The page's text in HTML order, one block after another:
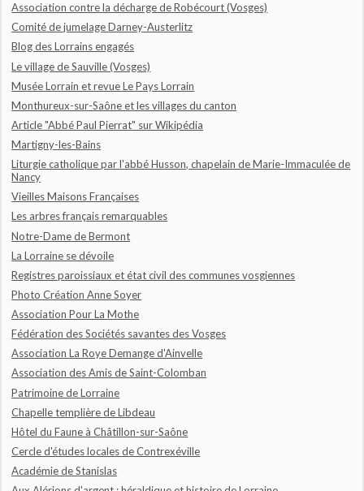
Association contre la décharge de Robécourt (Vosges)
Comité de jumelage Darney-Austerlitz
Blog des Lorrains engagés
Le village de Sauville (Vosges)
Musée Lorrain et revue Le Pays Lorrain
Monthureux-sur-Saône et les villages du canton
Article "Abbé Paul Pierrat" sur Wikipédia
Martigny-les-Bains
Liturgie catholique par l'abbé Husson, chapelain de Marie-Immaculée de
Nancy
Vieilles Maisons Françaises
Les arbres français remarquables
Notre-Dame de Bermont
La Lorraine se dévoile
Registres paroissiaux et état civil des communes vosgiennes
Photo Création Anne Soyer
Association Pour La Mothe
Fédération des Sociétés savantes des Vosges
Association La Roye Demange d'Ainvelle
Association des Amis de Saint-Colomban
Patrimoine de Lorraine
Chapelle templière de Libdeau
Hôtel du Faune à Châtillon-sur-Saône
Cercle d'études locales de Contrexéville
Académie de Stanislas